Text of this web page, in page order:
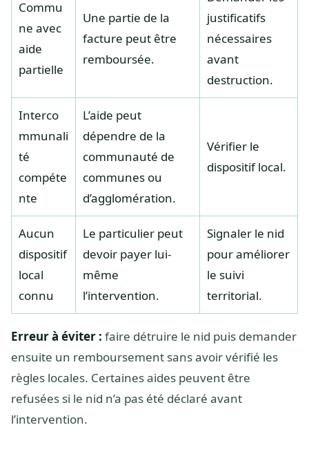
Commu
ne avec
aide
partielle
Une partie de la
facture peut être
remboursée.
justificatifs
nécessaires
avant
destruction.
Interco
mmunali
té
compéte
nte
L’aide peut
dépendre de la
communauté de
communes ou
d’agglomération.
Vérifier le
dispositif local.
Aucun
dispositif
local
connu
Le particulier peut
devoir payer lui-
même
l’intervention.
Signaler le nid
pour améliorer
le suivi
territorial.
Erreur à éviter : faire détruire le nid puis demander
ensuite un remboursement sans avoir vérifié les
règles locales. Certaines aides peuvent être
refusées si le nid n’a pas été déclaré avant
l’intervention.